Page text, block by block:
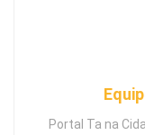
Portal Ta na